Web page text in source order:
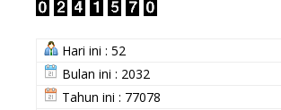
Hari ini : 52
Bulan ini : 2032
Tahun ini : 77078